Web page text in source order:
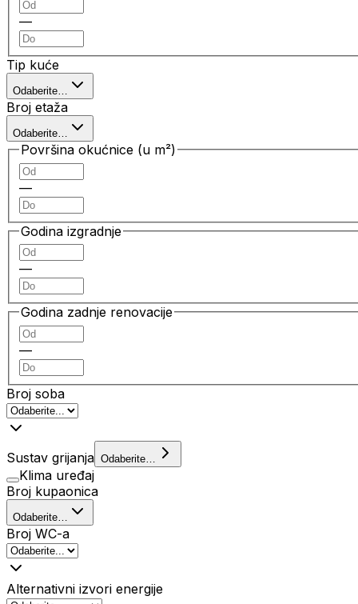
—
Tip kuće
Odaberite…
Broj etaža
Odaberite…
Površina okućnice (u m²)
—
Godina izgradnje
—
Godina zadnje renovacije
—
Broj soba
Sustav grijanja Odaberite…
Klima uređaj
Broj kupaonica
Odaberite…
Broj WC-a
Alternativni izvori energije